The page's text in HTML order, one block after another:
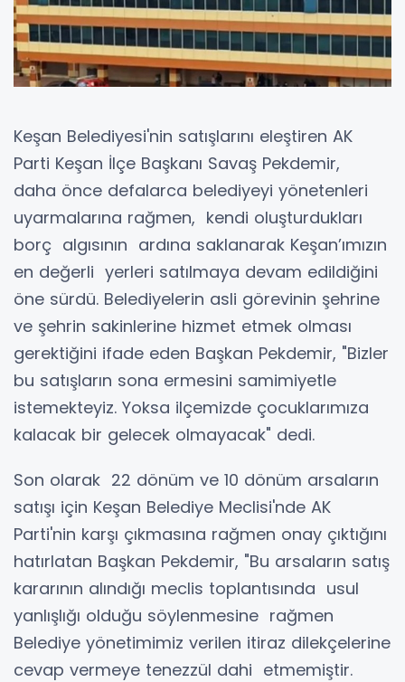
Keşan Belediyesi'nin satışlarını eleştiren AK
Parti Keşan İlçe Başkanı Savaş Pekdemir,
daha önce defalarca belediyeyi yönetenleri
uyarmalarına rağmen, kendi oluşturdukları
borç algısının ardına saklanarak Keşan’ımızın
en değerli yerleri satılmaya devam edildiğini
öne sürdü. Belediyelerin asli görevinin şehrine
ve şehrin sakinlerine hizmet etmek olması
gerektiğini ifade eden Başkan Pekdemir, "Bizler
bu satışların sona ermesini samimiyetle
istemekteyiz. Yoksa ilçemizde çocuklarımıza
kalacak bir gelecek olmayacak" dedi.
Son olarak 22 dönüm ve 10 dönüm arsaların
satışı için Keşan Belediye Meclisi'nde AK
Parti'nin karşı çıkmasına rağmen onay çıktığını
hatırlatan Başkan Pekdemir, "Bu arsaların satış
kararının alındığı meclis toplantısında usul
yanlışlığı olduğu söylenmesine rağmen
Belediye yönetimimiz verilen itiraz dilekçelerine
cevap vermeye tenezzül dahi etmemiştir.